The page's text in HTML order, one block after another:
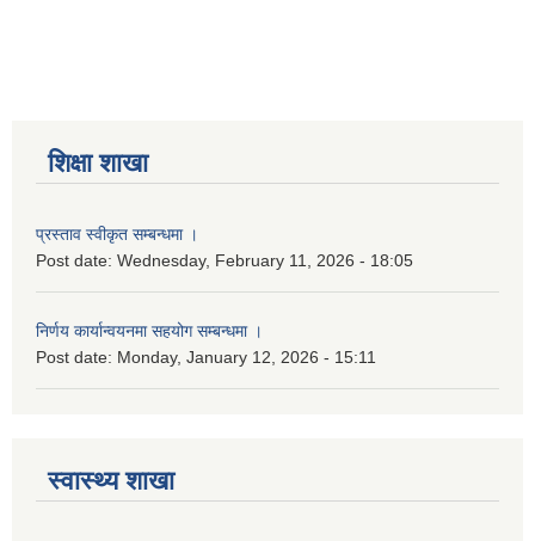
शिक्षा शाखा
प्रस्ताव स्वीकृत सम्बन्धमा ।
Post date: Wednesday, February 11, 2026 - 18:05
निर्णय कार्यान्वयनमा सहयोग सम्बन्धमा ।
Post date: Monday, January 12, 2026 - 15:11
स्वास्थ्य शाखा